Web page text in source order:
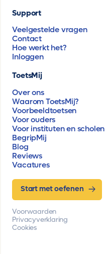
Support
Veelgestelde vragen
Contact
Hoe werkt het?
Inloggen
ToetsMij
Over ons
Waarom ToetsMij?
Voorbeeldtoetsen
Voor ouders
Voor instituten en scholen
BegripMij
Blog
Reviews
Vacatures
Start met oefenen
Voorwaarden
Privacyverklaring
Cookies